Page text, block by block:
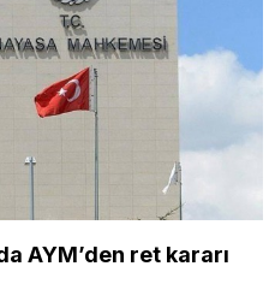
AYM’den ret kararı